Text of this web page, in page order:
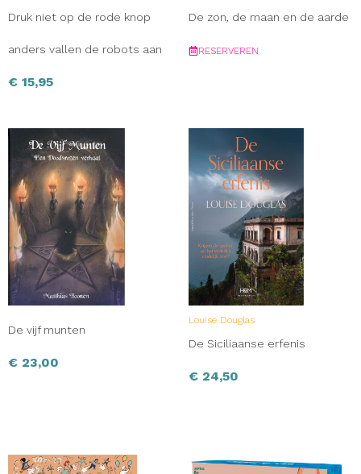
Druk niet op de rode knop
anders vallen de robots aan
€ 15,95
De zon, de maan en de aarde
RESERVEREN
De vijf munten
€ 23,00
Louise Douglas
De Siciliaanse erfenis
€ 24,50